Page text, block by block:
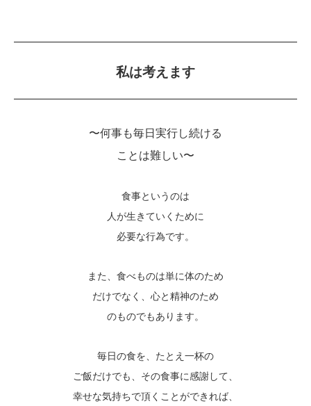
私は考えます
〜何事も毎日実行し続ける
ことは難しい〜
食事というのは
人が生きていくために
必要な行為です。
また、食べものは単に体のため
だけでなく、心と精神のため
のものでもあります。
毎日の食を、たとえ一杯の
ご飯だけでも
その食事に感謝して、
幸せな気持ちで頂くことができれば、